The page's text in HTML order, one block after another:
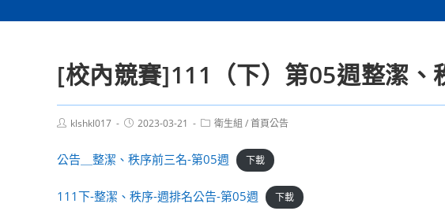
[校內競賽]111（下）第05週整潔、
Postklshkl017
Post2023-03-21
Post衛生組 /首頁公告
公告＿整潔、秩序前三名-第05週 下載
111下-整潔、秩序-週排名公告-第05週 下載